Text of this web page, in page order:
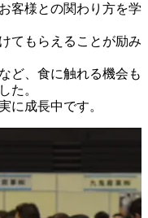
客様との関わり方を学
てもらえることが励み
ど、食に触れる機会も
た。
に成長中です。